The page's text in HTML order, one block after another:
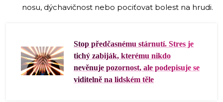
nosu, dýchavičnost nebo pociťovat bolest na hrudi.
Stop předčasnému stárnutí. Stres je
tichý zabiják, kterému nikdo
nevěnuje pozornost, ale podepisuje se
viditelně na lidském těle